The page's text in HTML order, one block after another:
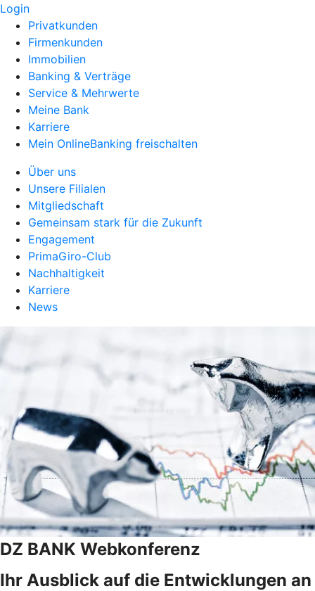
Login
Privatkunden
Firmenkunden
Immobilien
Banking & Verträge
Service & Mehrwerte
Meine Bank
Karriere
Mein OnlineBanking freischalten
Über uns
Unsere Filialen
Mitgliedschaft
Gemeinsam stark für die Zukunft
Engagement
PrimaGiro-Club
Nachhaltigkeit
Karriere
News
DZ BANK Webkonferenz
Ihr Ausblick auf die Entwicklungen an